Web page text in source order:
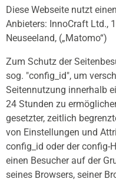
Diese Webseite nutzt
Anbieters: InnoCraft Ltd.,
Neuseeland, („Matomo“)
Zum Schutz der
sog. "config_id", um
Seitennutzung innerhalb
24 Stunden zu
gesetzter, zeitlich
von Einstellungen und
config_id oder der config-
einen Besucher auf der
seines Browsers, seiner